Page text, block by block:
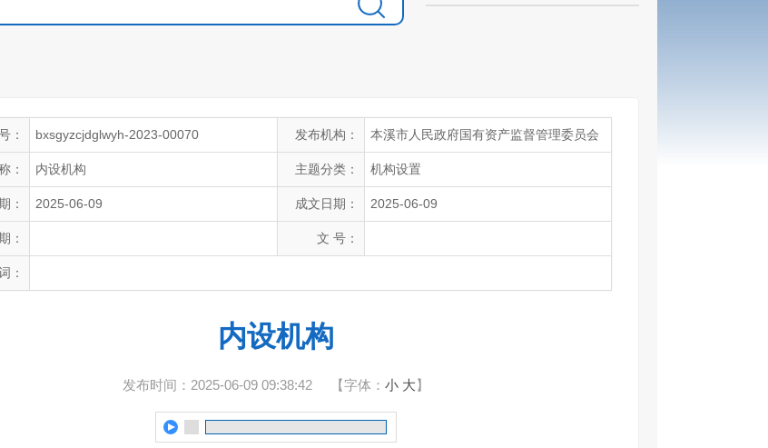
： bxsgyzcjdglwyh-2023-00070 发布机构： 本溪市人民政府国有资产监督管理委员会
： 内设机构 主题分类： 机构设置
： 2025-06-09 成文日期： 2025-06-09
： 文 号：
：
内设机构
发布时间：2025-06-09 09:38:42 【字体： 小 大】